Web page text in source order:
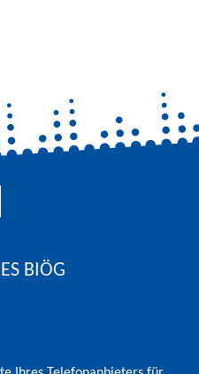
Ihres Telefonanbieters
BIÖG